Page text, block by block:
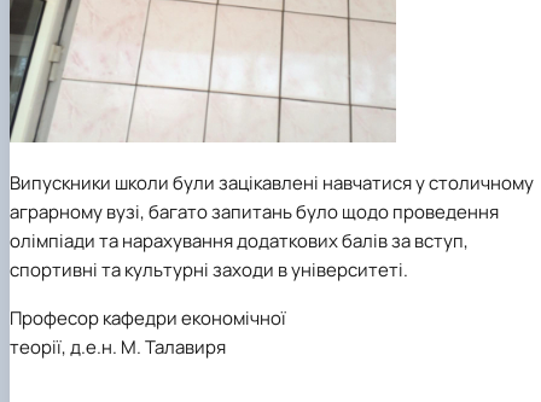
Випускники школи були зацікавлені навчатися у столичному
аграрному вузі, багато запитань було щодо проведення
олімпіади та нарахування додаткових балів за вступ,
спортивні та культурні заходи в університеті.
Професор кафедри економічної
теорії, д.е.н. М. Талавиря